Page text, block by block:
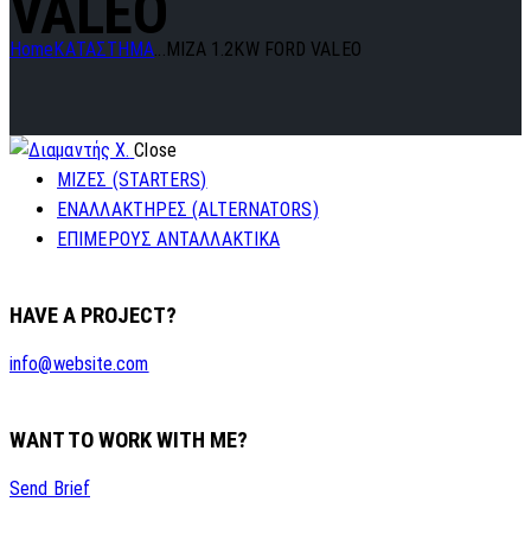
Home ΚΑΤΑΣΤΗΜΑ... MIZA 1.2KW FORD VALEO
Close
ΜΙΖΕΣ (STARTERS)
ΕΝΑΛΛΑΚΤΗΡΕΣ (ALTERNATORS)
ΕΠΙΜΕΡΟΥΣ ΑΝΤΑΛΛΑΚΤΙΚΑ
HAVE A PROJECT?
info@website.com
WANT TO WORK WITH ME?
Send Brief